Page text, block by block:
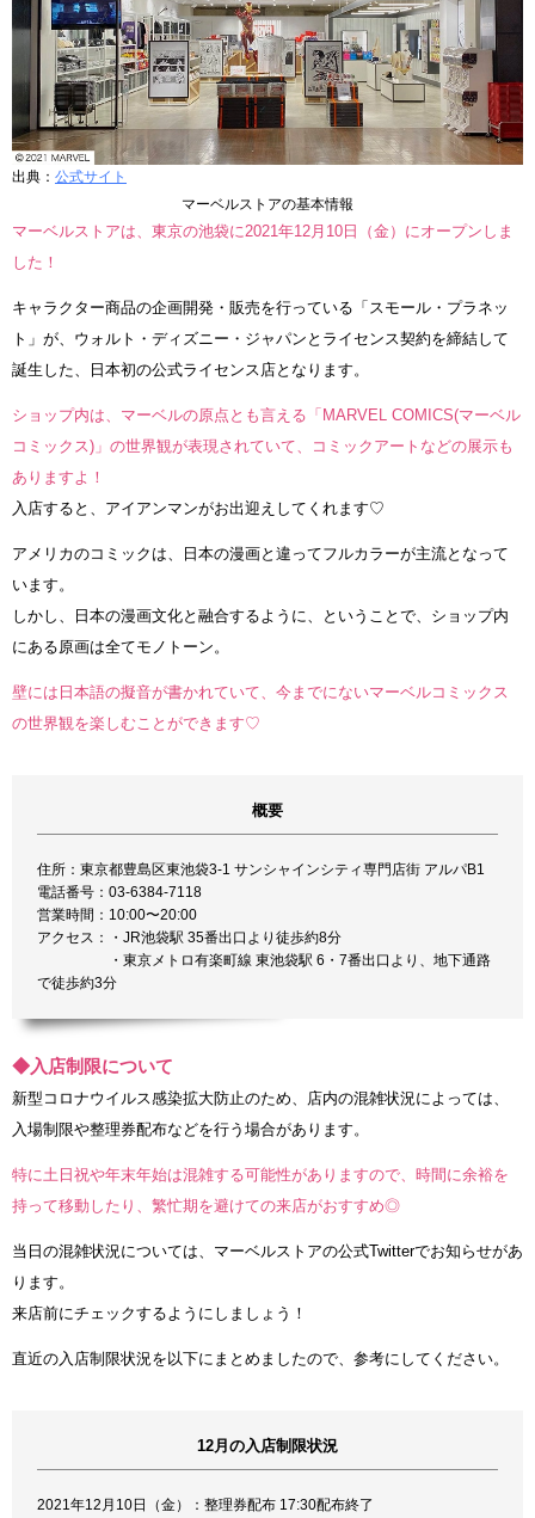
出典： 公式サイト
マーベルストアの基本情報
マーベルストアは、東京の池袋に2021年12月10日（金）にオープンしま
した！
キャラクター商品の企画開発・販売を行っている「スモール・プラネッ
ト」が、ウォルト・ディズニー・ジャパンとライセンス契約を締結して
誕生した、日本初の公式ライセンス店となります。
ショップ内は、マーベルの原点とも言える「MARVEL COMICS(マーベル
コミックス)」の世界観が表現されていて、コミックアートなどの展示も
ありますよ！
入店すると、アイアンマンがお出迎えしてくれます♡
アメリカのコミックは、日本の漫画と違ってフルカラーが主流となって
います。
しかし、日本の漫画文化と融合するように、ということで、ショップ内
にある原画は全てモノトーン。
壁には日本語の擬音が書かれていて、今までにないマーベルコミックス
の世界観を楽しむことができます♡
概要
住所：東京都豊島区東池袋3-1 サンシャインシティ専門店街 アルパB1
電話番号：03-6384-7118
営業時間：10:00〜20:00
アクセス：・JR池袋駅 35番出口より徒歩約8分
・東京メトロ有楽町線 東池袋駅 6・7番出口より、地下通路
で徒歩約3分
◆入店制限について
新型コロナウイルス感染拡大防止のため、店内の混雑状況によっては、
入場制限や整理券配布などを行う場合があります。
特に土日祝や年末年始は混雑する可能性がありますので、時間に余裕を
持って移動したり、繁忙期を避けての来店がおすすめ◎
当日の混雑状況については、マーベルストアの公式Twitterでお知らせがあ
ります。
来店前にチェックするようにしましょう！
直近の入店制限状況を以下にまとめましたので、参考にしてください。
12月の入店制限状況
2021年12月10日（金）：整理券配布 17:30配布終了